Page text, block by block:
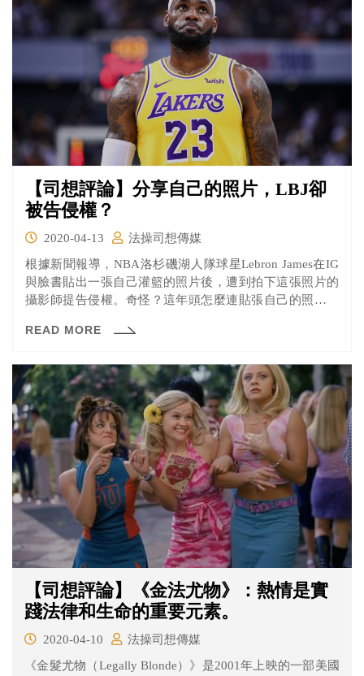
【司想評論】分享自己的照片，LBJ卻
被告侵權？
2020-04-13
法操司想傳媒
根據新聞報導，NBA洛杉磯湖人隊球星Lebron James在IG
與臉書貼出一張自己灌籃的照片後，遭到拍下這張照片的
攝影師提告侵權。奇怪？這年頭怎麼連貼張自己的照片都
告。
READ MORE
【司想評論】《金法尤物》：熱情是實
踐法律和生命的重要元素。
2020-04-10
法操司想傳媒
《金髮尤物（Legally Blonde）》是2001年上映的一部美國